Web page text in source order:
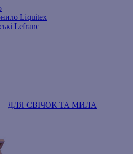
Liquitex
Lefranc
ДЛЯ СВІЧОК ТА МИЛА